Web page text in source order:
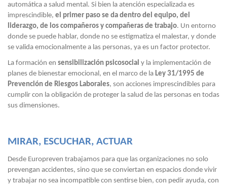
automática a salud mental. Si bien la atención especializada es
imprescindible, el primer paso se da dentro del equipo, del
liderazgo, de los compañeros y compañeras de trabajo. Un entorno
donde se puede hablar, donde no se estigmatiza el malestar, y donde
se valida emocionalmente a las personas, ya es un factor protector.
La formación en sensibilización psicosocial y la implementación de
planes de bienestar emocional, en el marco de la Ley 31/1995 de
Prevención de Riesgos Laborales, son acciones imprescindibles para
cumplir con la obligación de proteger la salud de las personas en todas
sus dimensiones.
MIRAR, ESCUCHAR, ACTUAR
Desde Europreven trabajamos para que las organizaciones no solo
prevengan accidentes, sino que se conviertan en espacios donde vivir
y trabajar no sea incompatible con sentirse bien, con pedir ayuda, con